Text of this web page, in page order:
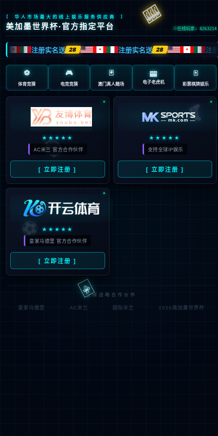
404 页面不存在。可
能你打开的是过期的
书签，或者输入了错
误的地址。
3秒后